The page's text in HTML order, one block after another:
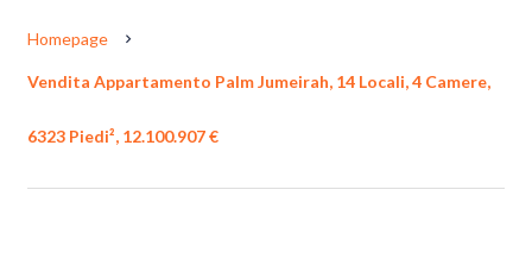
Homepage
Vendita Appartamento Palm Jumeirah, 14 Locali, 4 Camere,
6323 Piedi², 12.100.907 €